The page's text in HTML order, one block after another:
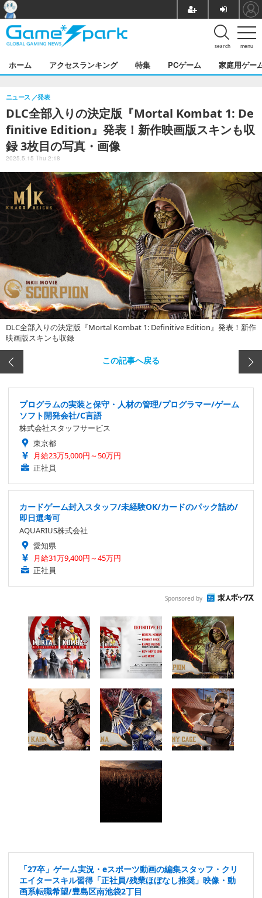
menu
search
ホーム アクセスランキング 特集 PCゲーム 家庭用ゲー
DLC全部入りの決定版『Mortal Kombat 1: De
finitive Edition』発表！新作映画版スキンも収
録 3枚目の写真・画像
ニュース 発表
2025.5.15 Thu 2:18
DLC全部入りの決定版『Mortal Kombat 1: Definitive Edition』発表！新作
映画版スキンも収録
この記事へ戻る
プログラムの実装と保守・人材の管理/プログラマー/ゲーム
ソフト開発会社/C言語
株式会社スタッフサービス
東京都
月給23万5,000円～50万円
正社員
カードゲーム封入スタッフ/未経験OK/カードのパック詰め/
即日選考可
AQUARIUS株式会社
愛知県
月給31万9,400円～45万円
正社員
Sponsored by
「27卒」ゲーム実況・eスポーツ動画の編集スタッフ・クリ
エイタースキル習得「正社員/残業ほぼなし推奨」映像・動
画系転職希望/豊島区南池袋2丁目